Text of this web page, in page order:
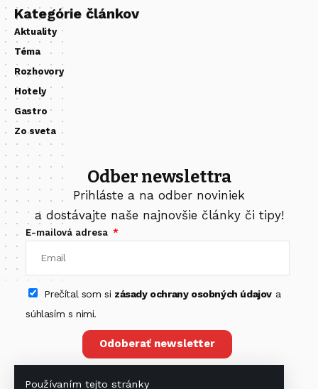
Používaním tejto stránky
Kategórie článkov
Aktuality
Téma
Rozhovory
Hotely
Gastro
Zo sveta
Odber newslettra
Prihláste a na odber noviniek
a dostávajte naše najnovšie články či tipy!
E-mailová adresa
Prečítal som si zásady ochrany osobných údajova
súhlasím s nimi.
Odoberať newsletter